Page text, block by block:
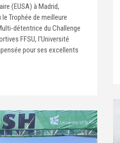
(EUSA) à Madrid,
Trophée de meilleure
détentrice du Challenge
FFSU, l'Université
pour ses excellents